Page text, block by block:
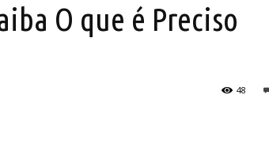
O que é Preciso
48